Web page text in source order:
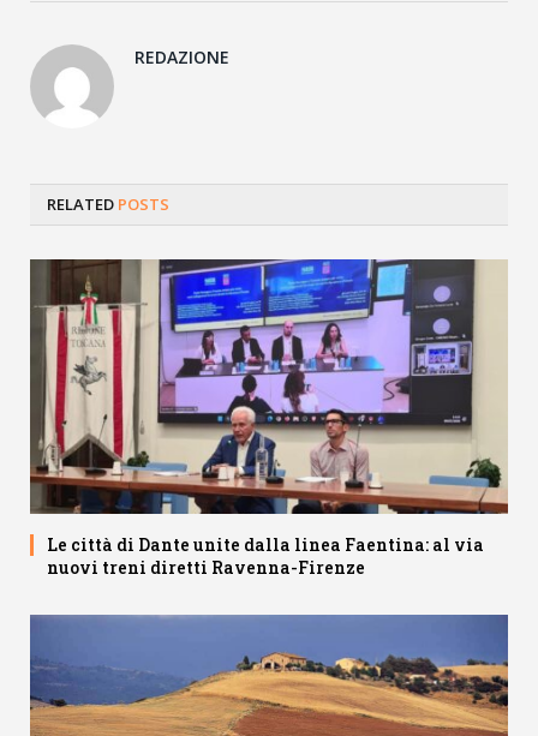
REDAZIONE
RELATED POSTS
Le città di Dante unite dalla linea Faentina: al via
nuovi treni diretti Ravenna-Firenze